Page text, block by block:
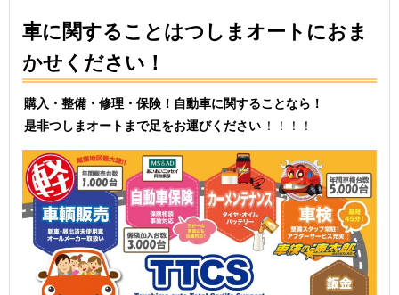
車に関することはつしまオートにおま
かせください！
購入・整備・修理・保険！自動車に関することなら！
是非つしまオートまで足をお運びください ！！！！